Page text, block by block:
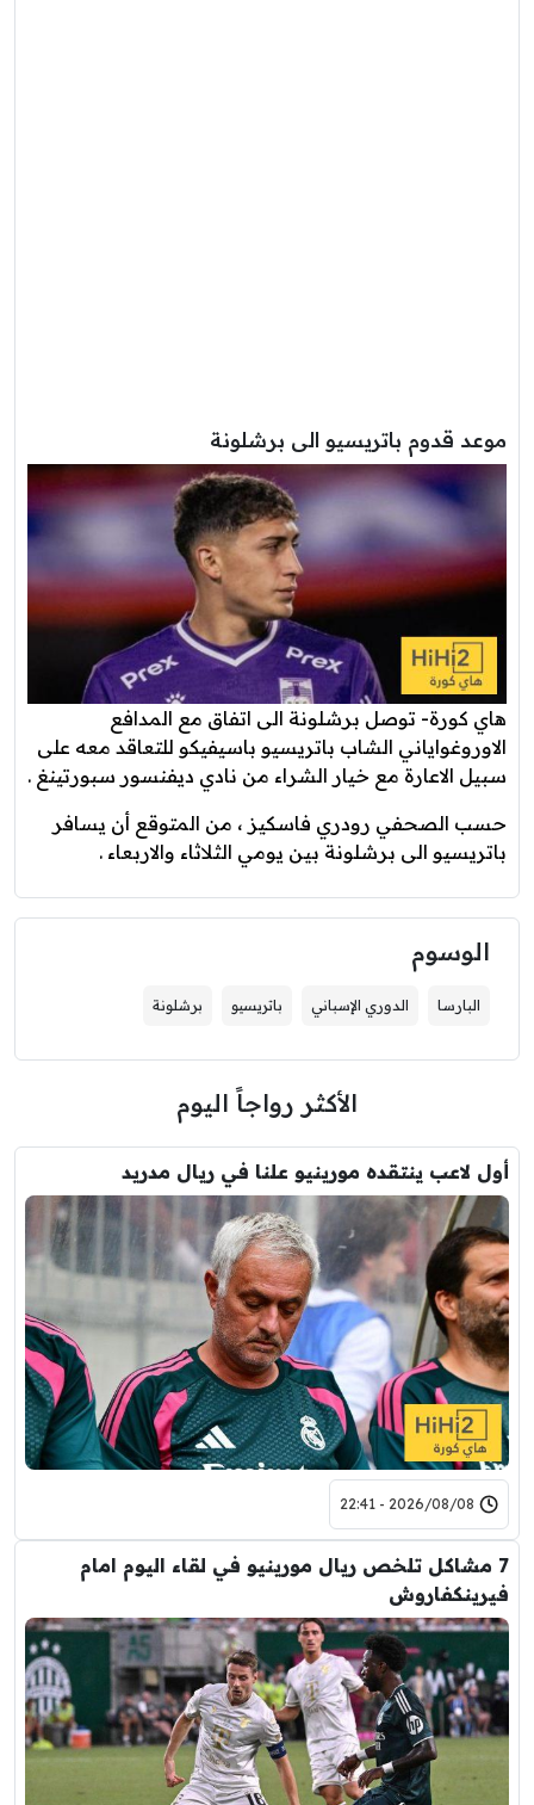
موعد قدوم باتريسيو الى برشلونة
هاي كورة- توصل برشلونة الى اتفاق مع المدافع
الاوروغواياني الشاب باتريسيو باسيفيكو للتعاقد معه على
سبيل الاعارة مع خيار الشراء من نادي ديفنسور سبورتينغ .
حسب الصحفي رودري فاسكيز ، من المتوقع أن يسافر
باتريسيو الى برشلونة بين يومي الثلاثاء والاربعاء .
الوسوم
البارسا الدوري الإسباني باتريسيو برشلونة
الأكثر رواجاً اليوم
أول لاعب ينتقده مورينيو علنا في ريال مدريد
2026/08/08 - 22:41
7 مشاكل تلخص ريال مورينيو في لقاء اليوم امام
فيرينكفاروش